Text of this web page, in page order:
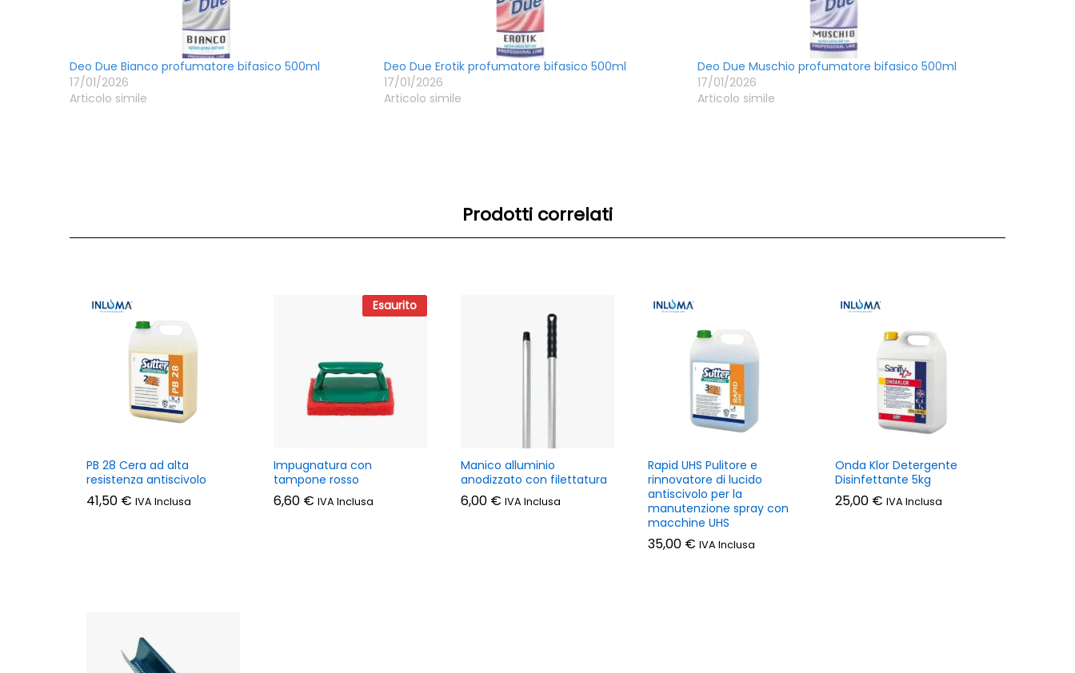
Deo Due Bianco profumatore bifasico 500ml
17/01/2026
Articolo simile
Deo Due Erotik profumatore bifasico 500ml
17/01/2026
Articolo simile
Deo Due Muschio profumatore bifasico 500ml
17/01/2026
Articolo simile
Prodotti correlati
PB 28 Cera ad alta
resistenza antiscivolo
41,50 € IVA Inclusa
Esaurito
Impugnatura con
tampone rosso
6,60 € IVA Inclusa
Manico alluminio
anodizzato con filettatura
6,00 € IVA Inclusa
Rapid UHS Pulitore e
rinnovatore di lucido
antiscivolo per la
manutenzione spray con
macchine UHS
35,00 € IVA Inclusa
Onda Klor Detergente
Disinfettante 5kg
25,00 € IVA Inclusa